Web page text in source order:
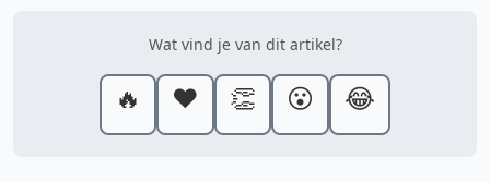
Wat vind je van dit artikel?
🔥 ❤️ 👏 😮 😂